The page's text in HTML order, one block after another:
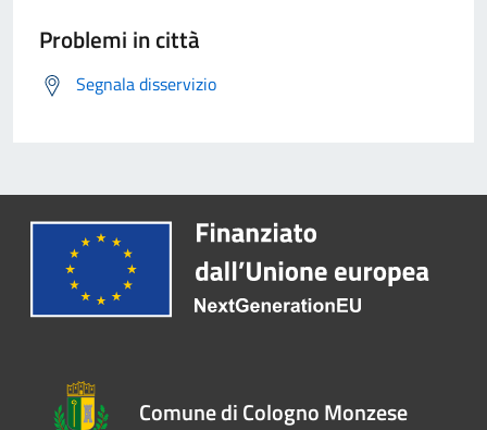
Problemi in città
Segnala disservizio
Comune di Cologno Monzese